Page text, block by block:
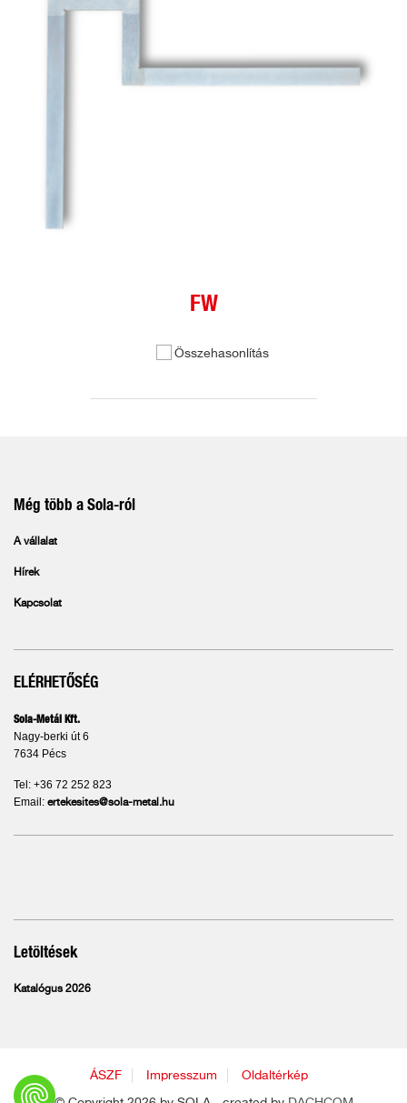
FW
Összehasonlítás
Még több a Sola-ról
A vállalat
Hírek
Kapcsolat
ELÉRHETŐSÉG
Sola-Metál Kft.
Nagy-berki út 6
7634 Pécs
Tel: +36 72 252 823
Email: ertekesites@sola-metal.hu
Letöltések
Katalógus 2026
ÁSZF Impresszum Oldaltérkép